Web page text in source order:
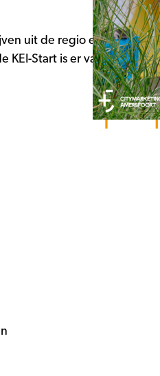
uit de regio en scoor
Start is er van alles te